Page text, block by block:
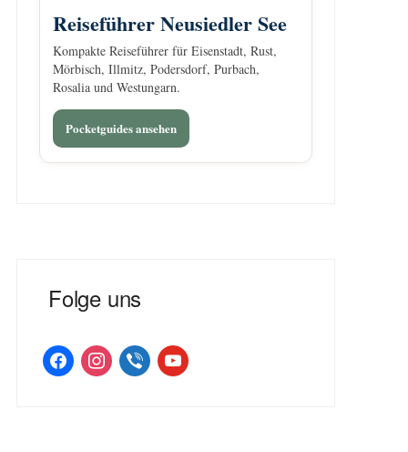
Reiseführer Neusiedler See
Kompakte Reiseführer für Eisenstadt, Rust,
Mörbisch, Illmitz, Podersdorf, Purbach,
Rosalia und Westungarn.
Pocketguides ansehen
Folge uns
facebookinstagramviber youtube